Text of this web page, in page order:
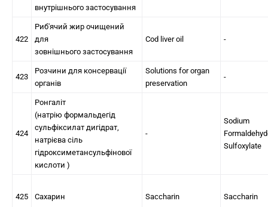
внутрішнього застосування
422
Риб'ячий жир очищений
для
зовнішнього застосування
Cod liver oil -
423
Розчини для консервації
органів
Solutions for organ
preservation
-
424
Ронгаліт
(натрію формальдегід
сульфіксилат дигідрат,
натрієва сіль
гідроксиметансульфінової
кислоти )
-
Sodium
Sulfoxylate
425 Сахарин Saccharin Saccharin